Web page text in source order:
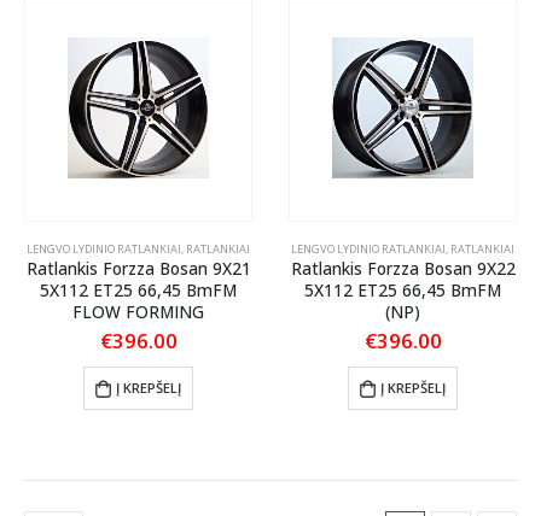
LENGVO LYDINIO RATLANKIAI, RATLANKIAI
Ratlankis Forzza Bosan 9X21
5X112 ET25 66,45 BmFM
FLOW FORMING
€396.00
Į KREPŠELĮ
LENGVO LYDINIO RATLANKIAI, RATLANKIAI
Ratlankis Forzza Bosan 9X22
5X112 ET25 66,45 BmFM
(NP)
€396.00
Į KREPŠELĮ